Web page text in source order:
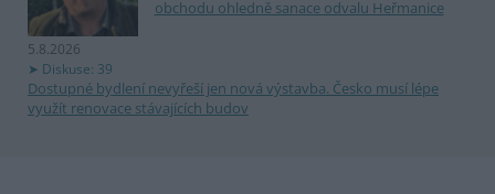
obchodu ohledně sanace odvalu Heřmanice
5.8.2026
Diskuse: 39
Dostupné bydlení nevyřeší jen nová výstavba. Česko musí lépe
využít renovace stávajících budov